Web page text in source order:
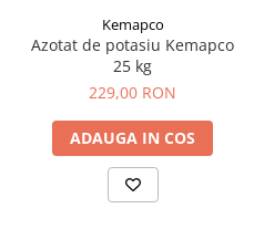
Kemapco
Azotat de potasiu Kemapco
25 kg
229,00 RON
ADAUGA IN COS